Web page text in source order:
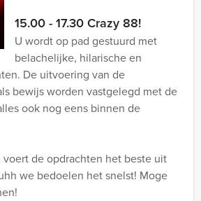
15.00 - 17.30 Crazy 88!
U wordt op pad gestuurd met
belachelijke, hilarische en
De uitvoering van de
bewijs worden vastgelegd met de
ook nog eens binnen de
voert de opdrachten het beste uit
we bedoelen het snelst! Moge